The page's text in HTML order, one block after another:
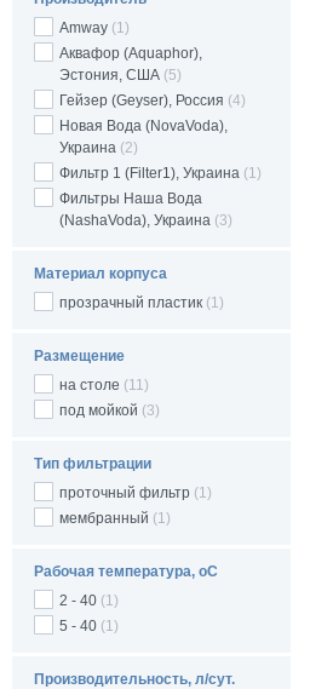
Amway (1)
Аквафор (Aquaphor),
Эстония, США (5)
Гейзер (Geyser), Россия (4)
Новая Вода (NovaVoda),
Украина (2)
Фильтр 1 (Filter1), Украина (1)
Фильтры Наша Вода
(NashaVoda), Украина (3)
Материал корпуса
прозрачный пластик (1)
Размещение
на столе (11)
под мойкой (3)
Тип фильтрации
проточный фильтр (1)
мембранный (1)
Рабочая температура, оС
2 - 40 (1)
5 - 40 (1)
Производительность, л/сут.